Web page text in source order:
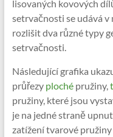
lisovaných kovových
setrvačnosti se udává v
rozlišit dva různé typy
setrvačnosti.
Následující grafika
průřezy plochépružiny,
pružiny, které jsou
je na jedné straně
zatížení tvarové